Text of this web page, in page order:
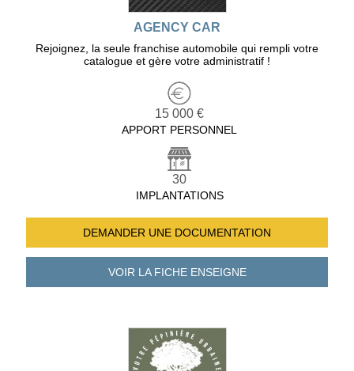
AGENCY CAR
Rejoignez, la seule franchise automobile qui rempli votre
catalogue et gère votre administratif !
15 000 €
APPORT PERSONNEL
30
IMPLANTATIONS
DEMANDER UNE DOCUMENTATION
VOIR LA FICHEENSEIGNE